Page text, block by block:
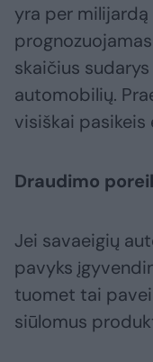
yra per
skaičius
automobilių.
visiškai
Draudimo
Jei savaeigių
pavyks
tuomet tai
siūlomus